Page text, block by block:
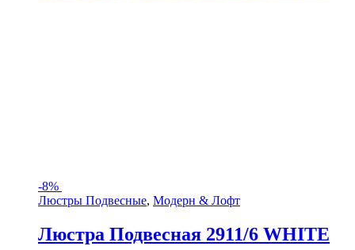
-8%
Люстры Подвесные, Модерн & Лофт
Люстра Подвесная 2911/6 WHITE